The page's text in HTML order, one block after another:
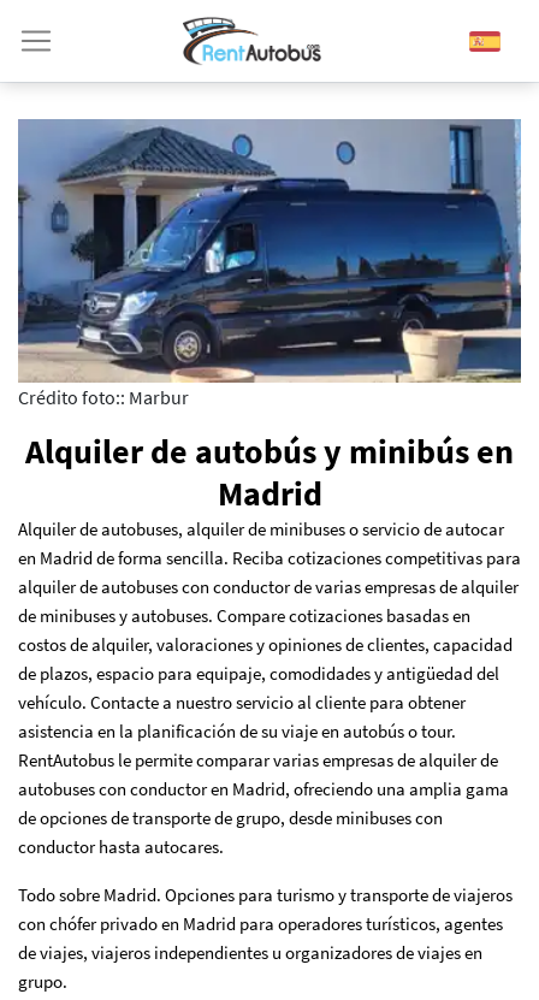
Crédito foto:: Marbur
Alquiler de autobús y minibús en
Madrid
Alquiler de autobuses, alquiler de minibuses o servicio de autocar
en Madrid de forma sencilla. Reciba cotizaciones competitivas para
alquiler de autobuses con conductor de varias empresas de alquiler
de minibuses y autobuses. Compare cotizaciones basadas en
costos de alquiler, valoraciones y opiniones de clientes, capacidad
de plazos, espacio para equipaje, comodidades y antigüedad del
vehículo. Contacte a nuestro servicio al cliente para obtener
asistencia en la planificación de su viaje en autobús o tour.
RentAutobus le permite comparar varias empresas de alquiler de
autobuses con conductor en Madrid, ofreciendo una amplia gama
de opciones de transporte de grupo, desde minibuses con
conductor hasta autocares.
Todo sobre Madrid. Opciones para turismo y transporte de viajeros
con chófer privado en Madrid para operadores turísticos, agentes
de viajes, viajeros independientes u organizadores de viajes en
grupo.